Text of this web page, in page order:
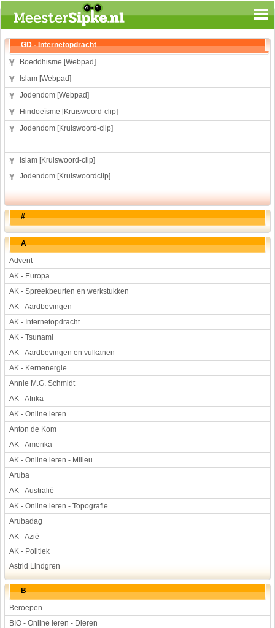
Spelen en leren
Aardrijkskunde
Biologie
Engels
Geloof
Geschiedenis
Kinder-/Jeugdboeken
Kunst en Cultuur
Rekenen
Sport
Taal en lezen
Techniek
Verkeer
Werkstuk en spreekbeurt
Aarde en heelal
Beroep, hobby, sport
Dieren
Geloven en vieren
Hulp aan mensen
Kunst en muziek
Landbouw, veeteelt, visserij
Landen en volken
Lichaam en gezondheid
Natuur en milieu
Personen
Verkeer en vervoer
Vroeger
Wetenschap en techniek
GD - Internetopdracht
Boeddhisme [Webpad]
Islam [Webpad]
Jodendom [Webpad]
Hindoeïsme [Kruiswoord-clip]
Jodendom [Kruiswoord-clip]
Islam [Kruiswoord-clip]
Jodendom [Kruiswoordclip]
#
A
Advent
AK - Europa
AK - Spreekbeurten en werkstukken
AK - Aardbevingen
AK - Internetopdracht
AK - Tsunami
AK - Aardbevingen en vulkanen
AK - Kernenergie
Annie M.G. Schmidt
AK - Afrika
AK - Online leren
Anton de Kom
AK - Amerika
AK - Online leren - Milieu
Aruba
AK - Australië
AK - Online leren - Topografie
Arubadag
AK - Azië
AK - Politiek
Astrid Lindgren
B
Beroepen
BIO - Online leren - Dieren